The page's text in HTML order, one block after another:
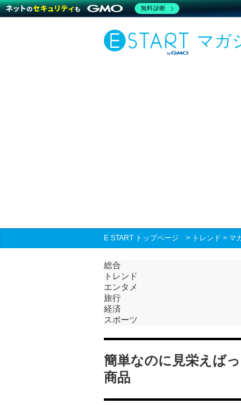
マガ
E START トップページ > トレンド > マ
総合
トレンド
エンタメ
旅行
経済
スポーツ
簡単なのに見栄えば
商品
無料診断